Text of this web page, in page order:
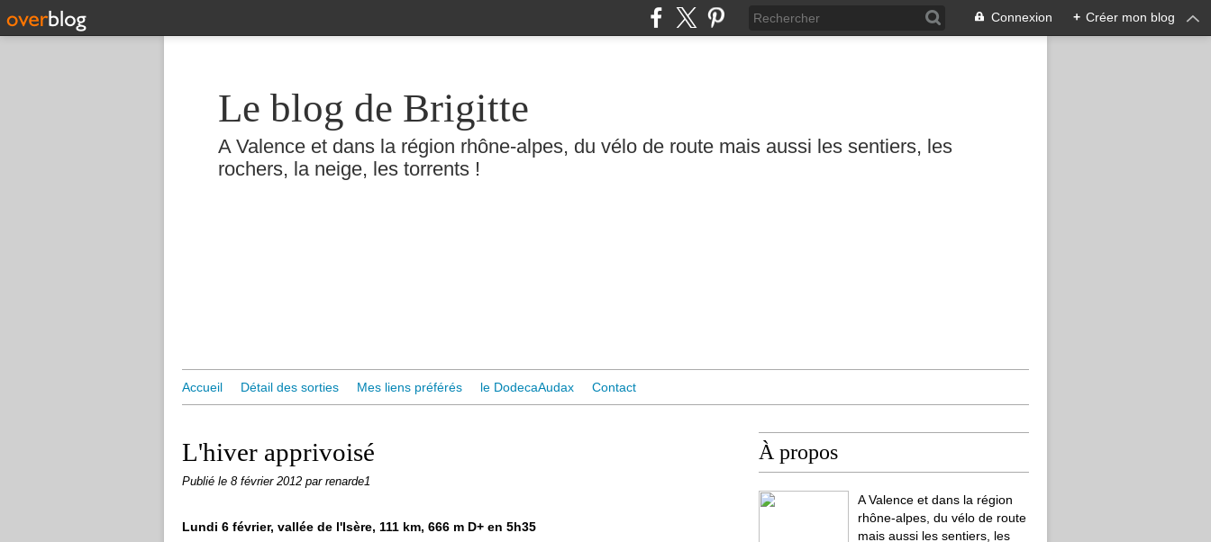
Connexion + Créer mon blog
Le blog de Brigitte
A Valence et dans la région rhône-alpes, du vélo de route mais aussi les sentiers, les
rochers, la neige, les torrents !
Accueil Détail des sorties Mes liens préférés le DodecaAudax Contact
L'hiver apprivoisé
Publié le 8 février 2012 par renarde1
Lundi 6 février, vallée de l'Isère, 111 km, 666 m D+ en 5h35
À propos
A Valence et dans la région
rhône-alpes, du vélo de route
mais aussi les sentiers, les